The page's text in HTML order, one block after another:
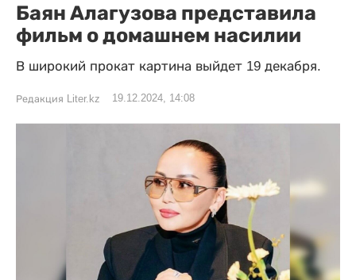
Баян Алагузова представила
фильм о домашнем насилии
В широкий прокат картина выйдет 19 декабря.
Редакция Liter.kz 19.12.2024, 14:08